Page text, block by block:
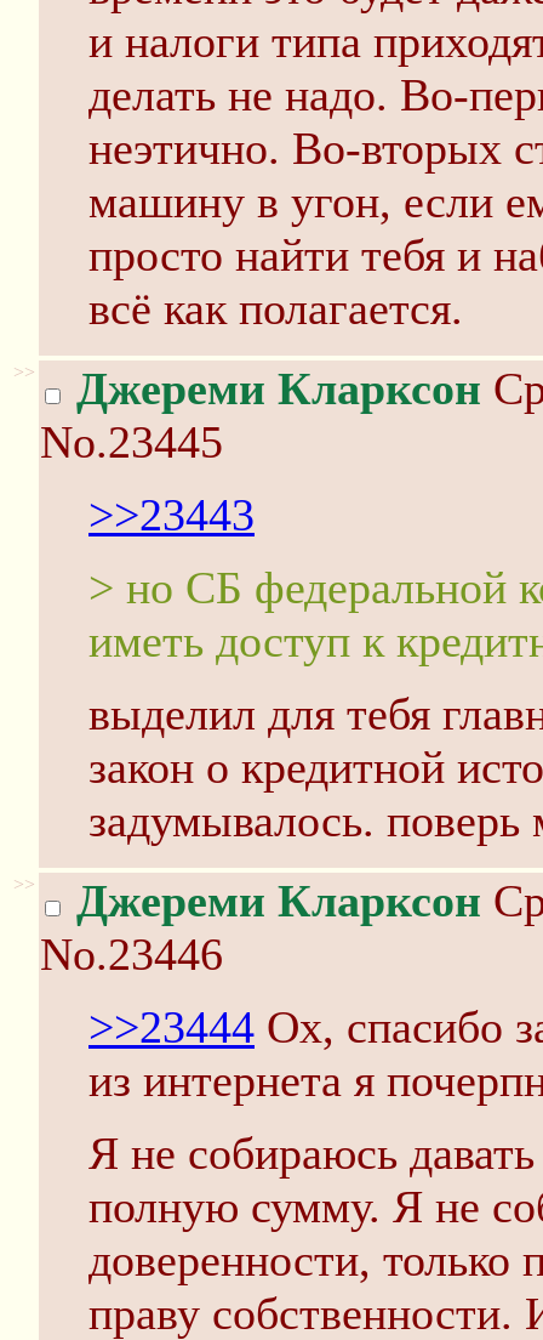
и налоги типа
делать не надо. Во-
неэтично. Во-вторых
машину в угон, если
просто найти тебя и
всё как полагается.
>> Джереми Кларксон
No.23445
>>23443
> но СБ федеральной
иметь доступ к
выделил для тебя
закон о кредитной
задумывалось.
>> Джереми Кларксон
No.23446
>>23444 Ох, спасибо
из интернета я
Я не собираюсь
полную сумму. Я не
доверенности,
праву собственности.